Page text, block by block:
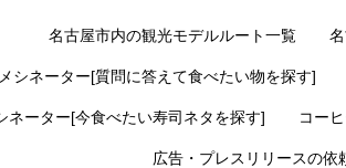
名古屋市内の観光モデルルート一覧
メシネーター[質問に答えて食べたい物を探す]
ネーター[今食べたい寿司ネタを探す] コー
広告・プレスリリースの依